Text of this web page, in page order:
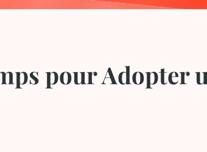
pour Adopter